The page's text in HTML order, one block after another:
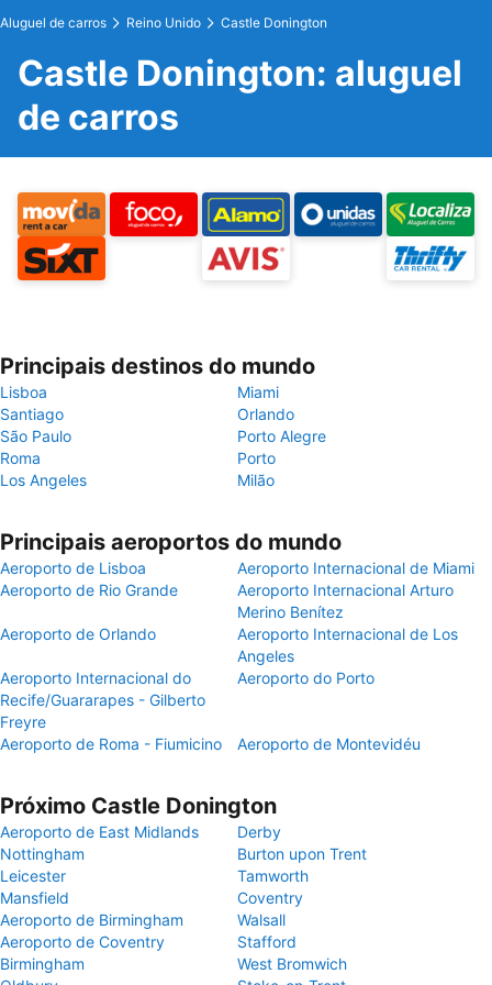
Aluguel de carros Reino Unido Castle Donington
Castle Donington: aluguel
de carros
Principais destinos do mundo
Lisboa
Miami
Santiago
Orlando
São Paulo
Porto Alegre
Roma
Porto
Los Angeles
Milão
Principais aeroportos do mundo
Aeroporto de Lisboa
Aeroporto Internacional de Miami
Aeroporto de Rio Grande
Aeroporto Internacional Arturo
Merino Benítez
Aeroporto de Orlando
Aeroporto Internacional de Los
Angeles
Aeroporto Internacional do
Recife/Guararapes - Gilberto
Freyre
Aeroporto do Porto
Aeroporto de Roma - Fiumicino Aeroporto de Montevidéu
Próximo Castle Donington
Aeroporto de East Midlands
Derby
Nottingham
Burton upon Trent
Leicester
Tamworth
Mansfield
Coventry
Aeroporto de Birmingham
Walsall
Aeroporto de Coventry
Stafford
Birmingham
West Bromwich